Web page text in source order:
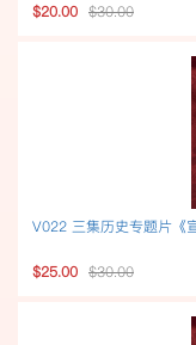
$20.00 $30.00
V022 三集历史专题片《
$25.00 $30.00